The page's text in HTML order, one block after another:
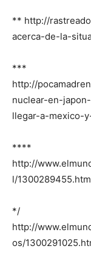
** http://
acerca-de-la-
***
http://
nuclear-en-
llegar-a-mexico-
****
http://
l/
*/
http://
os/